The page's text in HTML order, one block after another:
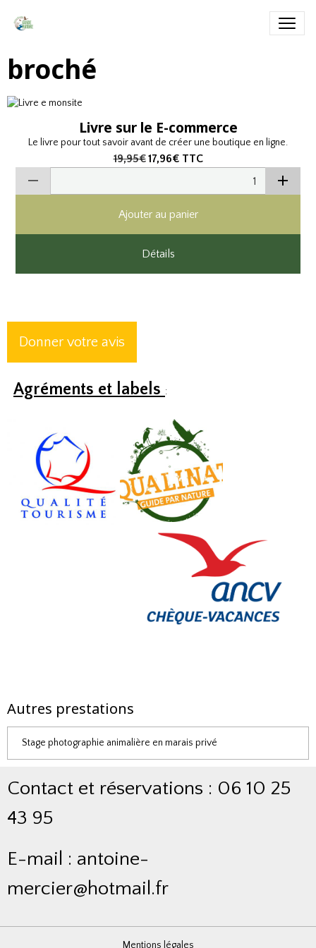
broché
Livre sur le E-commerce
Le livre pour tout savoir avant de créer une boutique en ligne.
19,95€17,96€ TTC
Ajouter au panier
Détails
Donner votre avis
Agréments et labels :
Autres prestations
Stage photographie animalière en marais privé
Contact et réservations : 06 10 25
43 95
E-mail : antoine-
mercier@hotmail.fr
Mentions légales